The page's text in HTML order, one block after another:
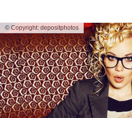
© Copyright: depositphotos